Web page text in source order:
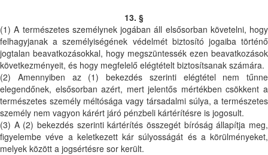
13. §
(1) A természetes személynek jogában áll elsősorban követelni, hogy
felhagyjanak a személyiségének védelmét biztosító jogaiba történő
jogtalan beavatkozásokkal, hogy megszüntessék ezen beavatkozások
következményeit, és hogy megfelelő elégtételt biztosítsanak számára.
(2) Amennyiben az (1) bekezdés szerinti elégtétel nem tűnne
elegendőnek, elsősorban azért, mert jelentős mértékben csökkent a
természetes személy méltósága vagy társadalmi súlya, a természetes
személy nem vagyon kárért járó pénzbeli kártérítésre is jogosult.
(3) A (2) bekezdés szerinti kártérítés összegét bíróság állapítja meg,
figyelembe véve a keletkezett kár súlyosságát és a körülményeket,
melyek között a jogsértésre sor került.